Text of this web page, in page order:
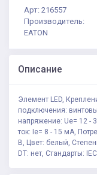
Арт: 216557
Производитель:
EATON
Описание
Элемент LED,
подключения:
напряжение: Ue= 12 -
ток: Ie= 8 - 15 мА,
В, Цвет: белый,
DT: нет, Стандарты: